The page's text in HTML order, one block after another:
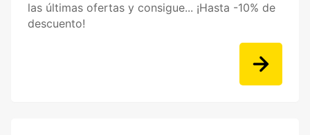
las últimas ofertas y consigue... ¡Hasta -10% de
descuento!